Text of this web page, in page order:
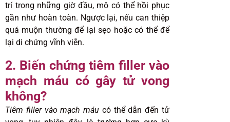
trí trong những giờ đầu, mô có thể hồi phục
gần như hoàn toàn. Ngược lại, nếu can thiệp
quá muộn thường để lại sẹo hoặc có thể để
lại di chứng vĩnh viễn.
2. Biến chứng tiêm filler vào
mạch máu có gây tử vong
không?
Tiêm filler vào mạch máu có thể dẫn đến tử